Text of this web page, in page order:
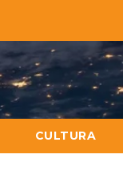
CULTURA